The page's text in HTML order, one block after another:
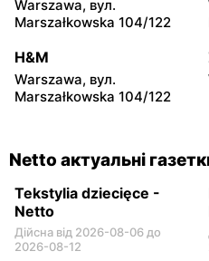
Netto
Kuklińskiego 1
Netto
Warszawa, вул.
Marszałkowska 104/122
H&M
Warszawa, вул.
Marszałkowska 104/122
Netto актуальні
Tekstylia dziecięce -
Netto
Дійсна від 2026-08-06 до
2026-08-12